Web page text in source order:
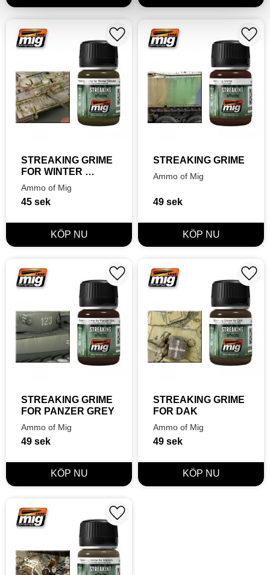
STREAKING GRIME
FOR WINTER
VEHICLES
Ammo of Mig
45 sek
Lägg till i favoriter
STREAKING GRIME
Ammo of Mig
49 sek
STREAKING GRIME
FOR PANZER GREY
Ammo of Mig
49 sek
Lägg till i favoriter
STREAKING GRIME
FOR DAK
Ammo of Mig
49 sek
Lägg till i favoriter